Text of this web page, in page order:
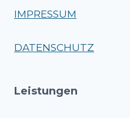
IMPRESSUM
DATENSCHUTZ
Leistungen